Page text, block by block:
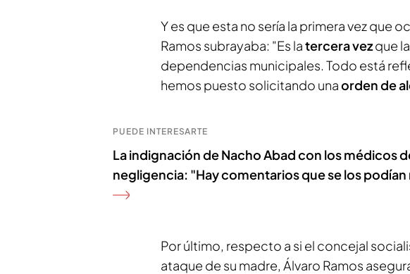
Y es que esta no sería la primera vez que
Ramos subrayaba: "Es latercera vezque
dependencias municipales. Todo está
hemos puesto solicitando unaorden de
PUEDE INTERESARTE
La indignación de Nacho Abad con los médicos
negligencia: "Hay comentarios que se los
Por último, respecto a si el concejal
ataque de su madre, Álvaro Ramos